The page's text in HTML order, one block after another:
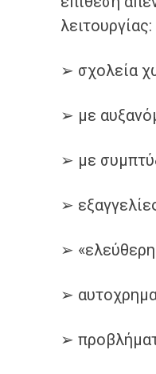
λειτουργίας:
➢ σχολεία
➢ με
➢ με
➢
➢
➢
➢